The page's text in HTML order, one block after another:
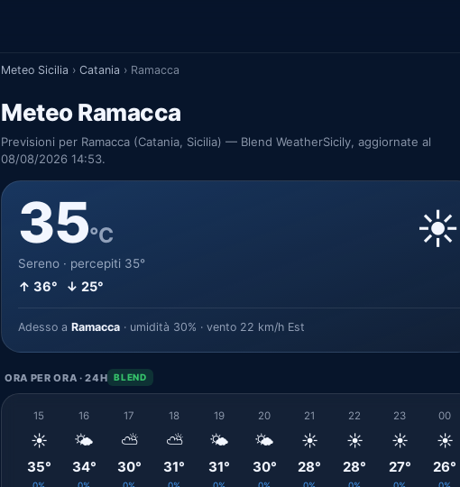
Meteo Sicilia › Catania › Ramacca
Meteo Ramacca
Previsioni per Ramacca (Catania, Sicilia) — Blend WeatherSicily, aggiornate al
08/08/2026 14:53.
35°C
Sereno · percepiti 35°
↑ 36° ↓ 25°
☀️
Adesso a Ramacca · umidità 30% · vento 22 km/h Est
ORA PER ORA · 24H BLEND
15
☀️
35°
16
🌤️
34°
17
⛅
30°
18
⛅
31°
19
🌤️
31°
20
🌤️
30°
21
☀️
28°
22
☀️
28°
23
☀️
27°
00
☀️
26°